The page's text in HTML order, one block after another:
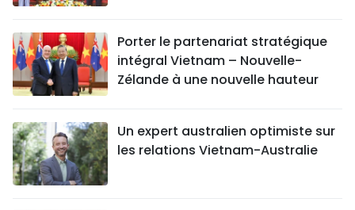
Porter le partenariat stratégique
intégral Vietnam – Nouvelle-
Zélande à une nouvelle hauteur
Un expert australien optimiste sur
les relations Vietnam-Australie